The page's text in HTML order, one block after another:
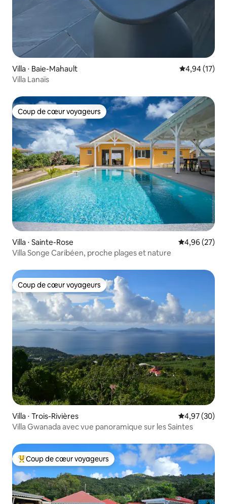
Villa ⋅ Baie-Mahault Évaluation
4,94 (17)
Villa Lanaïs
Coup de cœur voyageurs
Coup de cœur voyageurs
Villa ⋅ Sainte-Rose Évaluation
4,96 (27)
Villa Songe Caribéen, proche plages et nature
Coup de cœur voyageurs
Coup de cœur voyageurs
Villa ⋅ Trois-Rivières Évaluation
4,97 (30)
Villa Gwanada avec vue panoramique sur les Saintes
Coups de cœur voyageurs les plus appréciés
Coup de cœur voyageurs